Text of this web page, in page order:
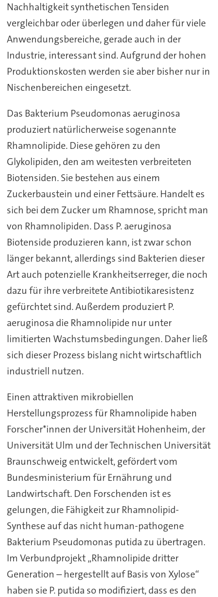
Nachhaltigkeit synthetischen Tensiden
vergleichbar oder überlegen und daher für viele
Anwendungsbereiche, gerade auch in der
Industrie, interessant sind. Aufgrund der hohen
Produktionskosten werden sie aber bisher nur in
Nischenbereichen eingesetzt.
Das Bakterium Pseudomonas aeruginosa
produziert natürlicherweise sogenannte
Rhamnolipide. Diese gehören zu den
Glykolipiden, den am weitesten verbreiteten
Biotensiden. Sie bestehen aus einem
Zuckerbaustein und einer Fettsäure. Handelt es
sich bei dem Zucker um Rhamnose, spricht man
von Rhamnolipiden. Dass P. aeruginosa
Biotenside produzieren kann, ist zwar schon
länger bekannt, allerdings sind Bakterien dieser
Art auch potenzielle Krankheitserreger, die noch
dazu für ihre verbreitete Antibiotikaresistenz
gefürchtet sind. Außerdem produziert P.
aeruginosa die Rhamnolipide nur unter
limitierten Wachstumsbedingungen. Daher ließ
sich dieser Prozess bislang nicht wirtschaftlich
industriell nutzen.
Einen attraktiven mikrobiellen
Herstellungsprozess für Rhamnolipide haben
Forscher*innen der Universität Hohenheim, der
Universität Ulm und der Technischen Universität
Braunschweig entwickelt, gefördert vom
Bundesministerium für Ernährung und
Landwirtschaft. Den Forschenden ist es
gelungen, die Fähigkeit zur Rhamnolipid-
Synthese auf das nicht human-pathogene
Bakterium Pseudomonas putida zu übertragen.
Im Verbundprojekt „Rhamnolipide dritter
Generation – hergestellt auf Basis von Xylose“
haben sie P. putida so modifiziert, dass es den